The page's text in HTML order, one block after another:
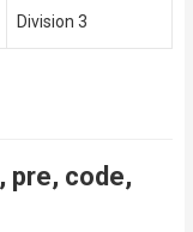
Division 3
pre, code,